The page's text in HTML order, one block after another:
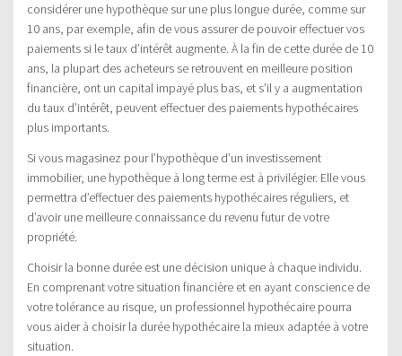
considérer une hypothèque sur une plus longue durée, comme sur
10 ans, par exemple, afin de vous assurer de pouvoir effectuer vos
paiements si le taux d’intérêt augmente. À la fin de cette durée de 10
ans, la plupart des acheteurs se retrouvent en meilleure position
financière, ont un capital impayé plus bas, et s’il y a augmentation
du taux d’intérêt, peuvent effectuer des paiements hypothécaires
plus importants.
Si vous magasinez pour l’hypothèque d’un investissement
immobilier, une hypothèque à long terme est à privilégier. Elle vous
permettra d’effectuer des paiements hypothécaires réguliers, et
d’avoir une meilleure connaissance du revenu futur de votre
propriété.
Choisir la bonne durée est une décision unique à chaque individu.
En comprenant votre situation financière et en ayant conscience de
votre tolérance au risque, un professionnel hypothécaire pourra
vous aider à choisir la durée hypothécaire la mieux adaptée à votre
situation.